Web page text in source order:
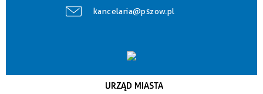
kancelaria@pszow.pl
URZĄD MIASTA